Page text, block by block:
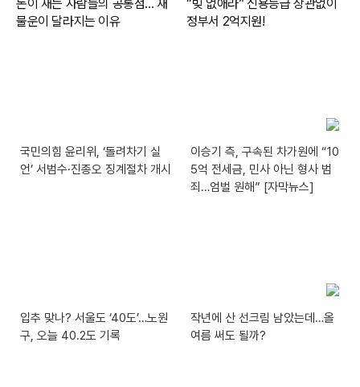
국민의힘 윤리위, ‘돌려차기 실
언’ 서범수·진종오 징계절차 개시
이승기 측, 구속된 차가원에 “10
5억 전세금, 민사 아닌 형사 범
죄…엄벌 원해” [자막뉴스]
입추 맞나? 서울도 ‘40도’…노원
구, 오늘 40.2도 기록
작년에 산 선크림 남았는데…올
여름 써도 될까?